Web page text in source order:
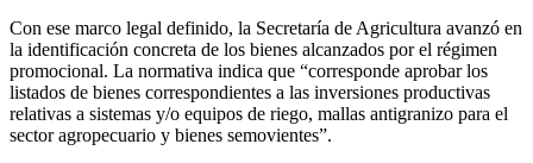
Con ese marco legal definido, la Secretaría de Agricultura avanzó en
la identificación concreta de los bienes alcanzados por el régimen
promocional. La normativa indica que “corresponde aprobar los
listados de bienes correspondientes a las inversiones productivas
relativas a sistemas y/o equipos de riego, mallas antigranizo para el
sector agropecuario y bienes semovientes”.